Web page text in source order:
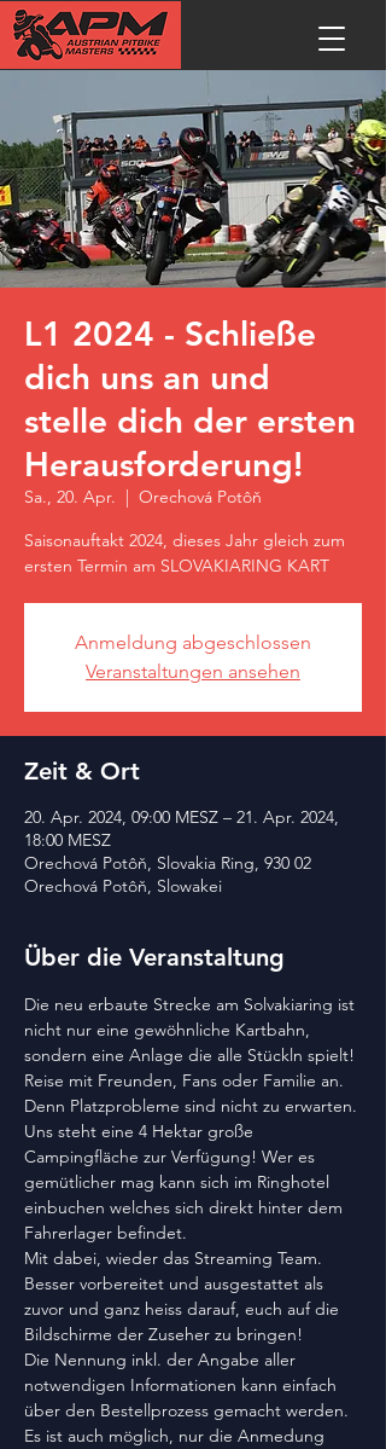
L1 2024 - Schließe
dich uns an und
stelle dich der ersten
Herausforderung!
Sa., 20. Apr.
  |
Orechová Potôň
Saisonauftakt 2024, dieses Jahr gleich zum
ersten Termin am SLOVAKIARING KART
Anmeldung abgeschlossen
Veranstaltungen ansehen
Zeit & Ort
20. Apr. 2024, 09:00 MESZ – 21. Apr. 2024,
18:00 MESZ
Orechová Potôň, Slovakia Ring, 930 02
Orechová Potôň, Slowakei
Über die Veranstaltung
Die neu erbaute Strecke am Solvakiaring ist
nicht nur eine gewöhnliche Kartbahn,
sondern eine Anlage die alle Stückln spielt!
Reise mit Freunden, Fans oder Familie an.
Denn Platzprobleme sind nicht zu erwarten.
Uns steht eine 4 Hektar große
Campingfläche zur Verfügung! Wer es
gemütlicher mag kann sich im Ringhotel
einbuchen welches sich direkt hinter dem
Fahrerlager befindet.
Mit dabei, wieder das Streaming Team.
Besser vorbereitet und ausgestattet als
zuvor und ganz heiss darauf, euch auf die
Bildschirme der Zuseher zu bringen!
Die Nennung inkl. der Angabe aller
notwendigen Informationen kann einfach
über den Bestellprozess gemacht werden.
Es ist auch möglich, nur die Anmedung